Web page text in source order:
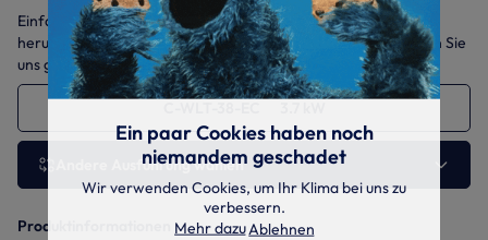
Einfach die benötigten Dokumente auswählen und gesammelt
herunterladen. Sollten Sie weitere Daten benötigen, sprechen Sie
uns gerne jederzeit an.
Andere Ausführung wählen
Produktinformationen
Ein paar Cookies haben noch
niemandem geschadet
Wir verwenden Cookies, um Ihr Klima bei uns zu
verbessern.
Mehr dazuAblehnen